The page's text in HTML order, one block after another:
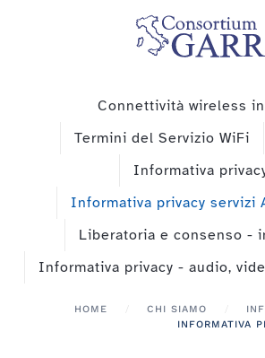
Skip to main content
Connettività wireless
Termini del Servizio WiFi
Informativa
Informativa privacy servizi
Liberatoria e consenso -
Informativa privacy - audio,
HOME CHI SIAMO